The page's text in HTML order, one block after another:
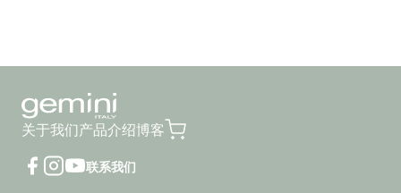
关于我们产品介绍博客
联系我们